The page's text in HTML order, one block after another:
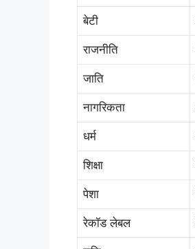
बेटी
राजनीति
जाति
नागरिकता
धर्म
शिक्षा
पेशा
रेकाॅड लेबल